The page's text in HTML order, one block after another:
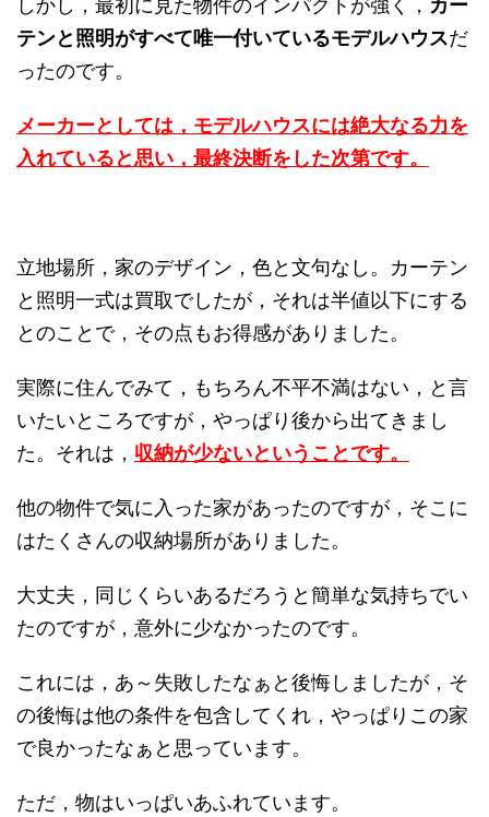
しかし，最初に見た物件のインパクトが強く， カー
テンと照明がすべて唯一付いているモデルハウスだ
ったのです。
メーカーとしては，モデルハウスには絶大なる力を
入れていると思い，最終決断をした次第です。
立地場所，家のデザイン，色と文句なし。カーテン
と照明一式は買取でしたが，それは半値以下にする
とのことで，その点もお得感がありました。
実際に住んでみて，もちろん不平不満はない，と言
いたいところですが，やっぱり後から出てきまし
た。それは， 収納が少ないということです。
他の物件で気に入った家があったのですが， そこに
はたくさんの収納場所がありました。
大丈夫，同じくらいあるだろうと簡単な気持ちでい
たのですが，意外に少なかったのです。
これには，あ～失敗したなぁと後悔しましたが，そ
の後悔は他の条件を包含してくれ，やっぱりこの家
で良かったなぁと思っています。
ただ，物はいっぱいあふれています。